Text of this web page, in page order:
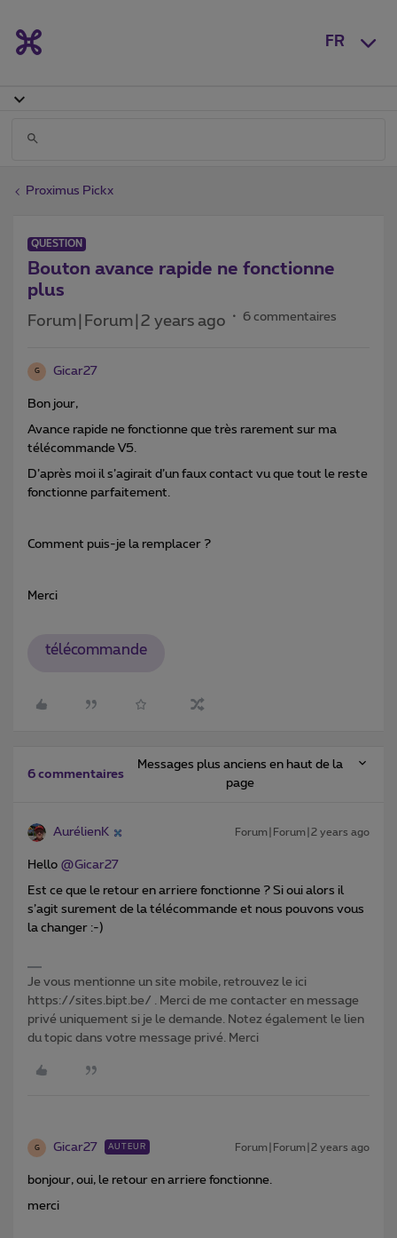
FR
Proximus Pickx
QUESTION
Bouton avance rapide ne fonctionne
plus
Forum|Forum|2 years ago 6 commentaires
G Gicar27
Bon jour,
Avance rapide ne fonctionne que très rarement sur ma
télécommande V5.
D’après moi il s’agirait d’un faux contact vu que tout le reste
fonctionne parfaitement.
Comment puis-je la remplacer ?
Merci
télécommande
6 commentaires
Messages plus anciens en haut de la
page
AurélienK Forum|Forum|2 years ago
Hello @Gicar27
Est ce que le retour en arriere fonctionne ? Si oui alors il
s’agit surement de la télécommande et nous pouvons vous
la changer :-)
Je vous mentionne un site mobile, retrouvez le ici
https://sites.bipt.be/ . Merci de me contacter en message
privé uniquement si je le demande. Notez également le lien
du topic dans votre message privé. Merci
G Gicar27 AUTEUR Forum|Forum|2 years ago
bonjour, oui, le retour en arriere fonctionne.
merci